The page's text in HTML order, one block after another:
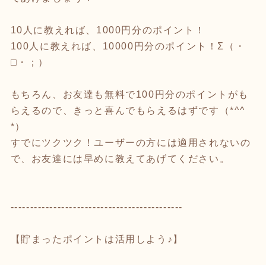
10人に教えれば、1000円分のポイント！
100人に教えれば、10000円分のポイント！Σ（・
□・；）
もちろん、お友達も無料で100円分のポイントがも
らえるので、きっと喜んでもらえるはずです（*^^
*）
すでにツクツク！ユーザーの方には適用されないの
で、お友達には早めに教えてあげてください。
--------------------------------------------
【貯まったポイントは活用しよう♪】